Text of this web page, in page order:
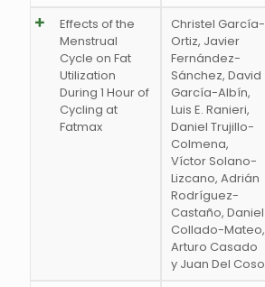
Effects of the
Menstrual
Cycle on Fat
Utilization
During 1 Hour of
Cycling at
Fatmax
Christel García-
Ortiz, Javier
Fernández-
Sánchez, David
García-Albín,
Luis E. Ranieri,
Daniel Trujillo-
Colmena,
Víctor Solano-
Lizcano, Adrián
Rodríguez-
Castaño, Daniel
Collado-Mateo,
Arturo Casado
y Juan Del Coso